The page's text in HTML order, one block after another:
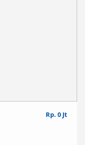
Rp. 0 Jt